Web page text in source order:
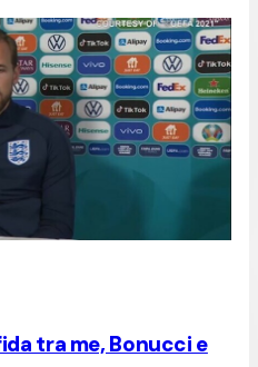
tra me, Bonucci e